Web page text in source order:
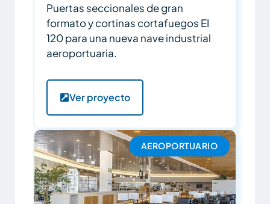
Puertas seccionales de gran
formato y cortinas cortafuegos EI
120 para una nueva nave industrial
aeroportuaria.
Ver proyecto
AEROPORTUARIO